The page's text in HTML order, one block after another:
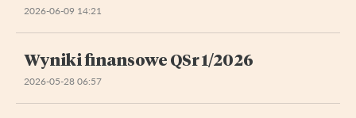
2026-06-09 14:21
Wyniki finansowe QSr 1/2026
2026-05-28 06:57